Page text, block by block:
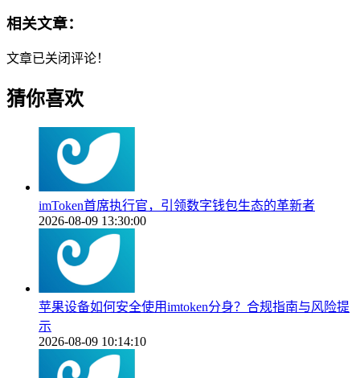
相关文章：
文章已关闭评论！
猜你喜欢
imToken首席执行官，引领数字钱包生态的革新者
2026-08-09 13:30:00
苹果设备如何安全使用imtoken分身？合规指南与风险提
示
2026-08-09 10:14:10